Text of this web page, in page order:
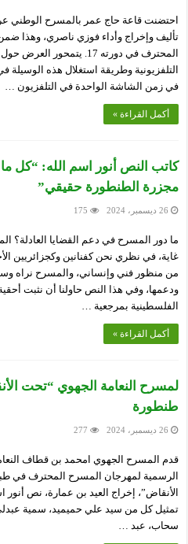
احتضنت قاعة حاج عمر بالمسرح
تأليف وإخراج وأداء فوزي ناصري، وهذا
المحترف في دورته 17.
التلفزيونية وطريقة استغلال هذه الوسيلة
في زمن الشاشة الواحدة في التلفزيون …
أكمل القراءة »
كاتب النص أنور اسم الله: “كل
مجزرة الطنطورة حقيقي”
26 ديسمبر، 2024 175
ما دور المسرح في دعم القضايا العادلة؟
غاية، في نظري نحن كفنانين وكجزائريين
من منظور فني وإنساني، والمسرح نراه
ودعمها، وفي هذا النص حاولنا أن نثبت
الفلسطينية بمرجعية …
أكمل القراءة »
لمسرح النعامة الجهوي “تحت
طنطورة
26 ديسمبر، 2024 277
قدم المسرح الجهوي امحمد بن قطاف
الأنقاض”، إخراج العيد بن عمارة، نص أنور
تمثيل كل من سيد علي حميميد، سمية
سحاب، عبد …